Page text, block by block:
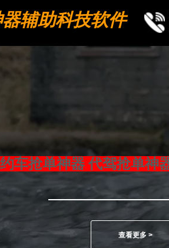
辅助科技软件
车抢单神器 代驾抢单神
查看更多 >